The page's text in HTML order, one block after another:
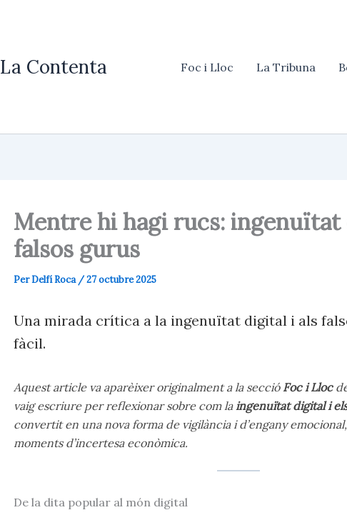
La Contenta Foc i Lloc La Tribuna
Mentre hi hagi rucs:
falsos gurus
PerDelfí Roca /27 octubre 2025
Una mirada crítica a la ingenuïtat digital i als
fàcil.
Aquest article va aparèixer originalment a la secció Foc i Lloc
vaig escriure per reflexionar sobre com laingenuïtat digital i
convertit en una nova forma de vigilància i d’engany
moments d’incertesa econòmica.
De la dita popular al món digital